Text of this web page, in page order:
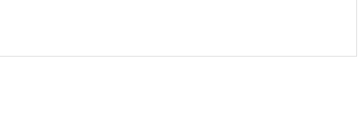
情報の取扱を第三者に依託する場合には、当該第三者につき厳正な調査を行ったう